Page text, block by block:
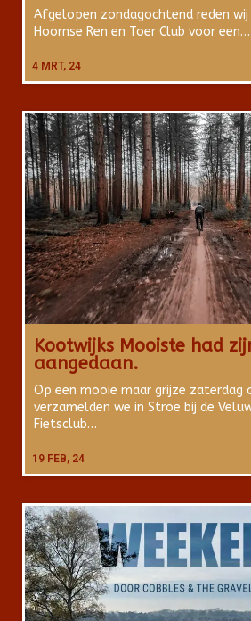
4 MRT, 24
Afgelopen zondagochtend reden wij
Hoornse Ren en Toer Club voor een…
Kootwijks Mooiste had
aangedaan.
19 FEB, 24
Op een mooie maar grijze zaterdag
verzamelden we in Stroe bij de
Fietsclub…